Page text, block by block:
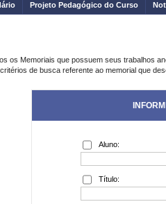
Projeto Pedagógico do Curso
os Memoriais que possuem seus trabalhos
de busca referente ao memorial que
Aluno:
Título: